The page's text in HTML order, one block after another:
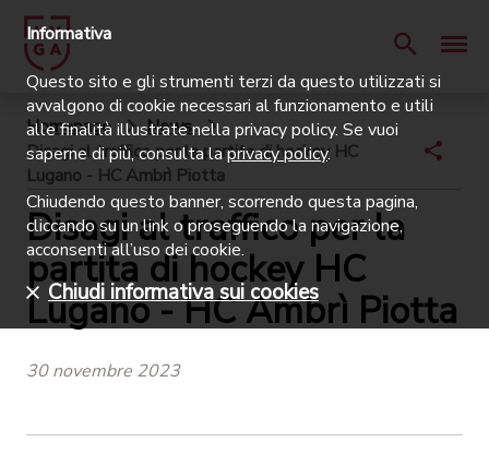
Homepage
News
Disagi al traffico per la partita di hockey HC
Lugano - HC Ambrì Piotta
Disagi al traffico per la
partita di hockey HC
Lugano - HC Ambrì Piotta
30 novembre 2023
Informativa
Questo sito e gli strumenti terzi da questo utilizzati si
avvalgono di cookie necessari al funzionamento e utili
alle finalità illustrate nella privacy policy. Se vuoi
saperne di più, consulta laprivacy policy.
Chiudendo questo banner, scorrendo questa pagina,
cliccando su un link o proseguendo la navigazione,
acconsenti all’uso dei cookie.
Chiudi informativa sui cookies